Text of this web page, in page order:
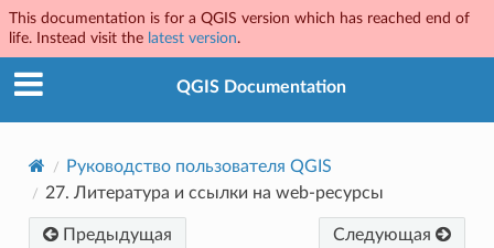
This documentation is for a QGIS version which has reached end of
life. Instead visit the latest version.
QGIS Documentation
Руководство пользователя QGIS
27. Литература и ссылки на web-ресурсы
Предыдущая Следующая